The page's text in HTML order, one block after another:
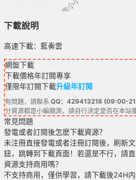
下載說明
高速下載：藍奏雲
網盤下載
下載價格年訂閱專享
僅限年訂閱下載升級年訂閱
有問題，請聯系 QQ：429413218 (09:00-
分資源都是小編親測，請自行決定是否在本站
常見問題
發電或者訂閱後怎麽下載資源？
未注冊直接發電或者注冊訂閱後，刷新
鈕，跳轉到下載頁面！若還是不行，請直
資源支持商用嗎？
不支持商用，僅供學習，請下載後24H